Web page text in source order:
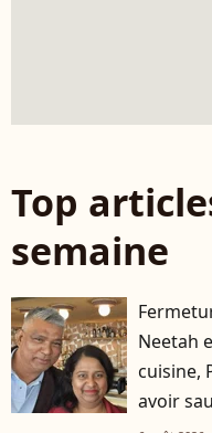
Top
semaine
Neetah
cuisine,
avoir